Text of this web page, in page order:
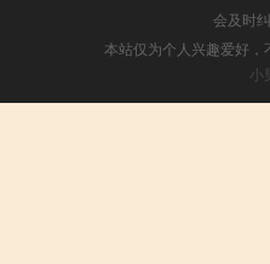
会及时
本站仅为个人兴趣爱好
小